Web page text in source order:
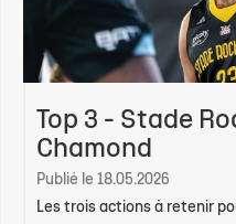
Top 3 - Stade
Chamond
Publié le 18.05.2026
Les trois actions à retenir